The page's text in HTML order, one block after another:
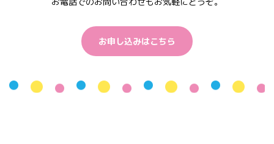
お申し込みはこちら